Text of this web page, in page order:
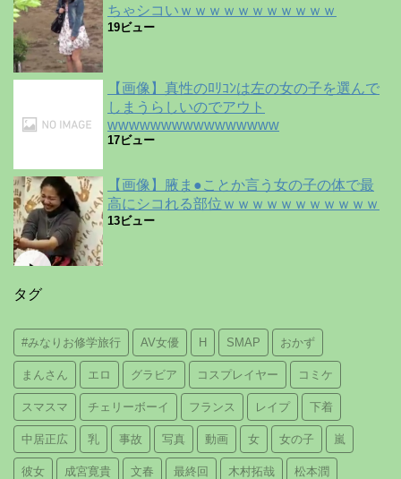
ちゃシコいｗｗｗｗｗｗｗｗｗｗｗ
19ビュー
【画像】真性のﾛﾘｺﾝは左の女の子を選んで
しまうらしいのでアウト
wwwwwwwwwwwwwwww
17ビュー
【画像】腋ま●ことか言う女の子の体で最
高にシコれる部位ｗｗｗｗｗｗｗｗｗｗｗ
13ビュー
タグ
#みなりお修学旅行 AV女優 H SMAP おかず
まんさん エロ グラビア コスプレイヤー コミケ
スマスマ チェリーボーイ フランス レイプ 下着
中居正広 乳 事故 写真 動画 女 女の子 嵐
彼女 成宮寛貴 文春 最終回 木村拓哉 松本潤